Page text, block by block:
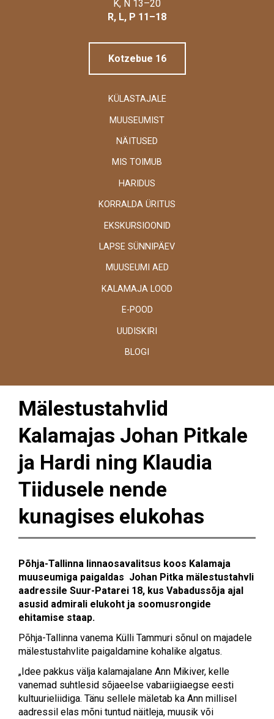
K, N 13–20
R, L, P 11–18
Kotzebue 16
KÜLASTAJALE
MUUSEUMIST
NÄITUSED
MIS TOIMUB
HARIDUS
KORRALDA ÜRITUS
EKSKURSIOONID
LAPSE SÜNNIPÄEV
MUUSEUMI AED
KALAMAJA LOOD
E-POOD
UUDISKIRI
BLOGI
Mälestustahvlid
Kalamajas Johan Pitkale
ja Hardi ning Klaudia
Tiidusele nende
kunagises elukohas
Põhja-Tallinna linnaosavalitsus koos Kalamaja
muuseumiga paigaldas Johan Pitka mälestustahvli
aadressile Suur-Patarei 18, kus Vabadussõja ajal
asusid admirali elukoht ja soomusrongide
ehitamise staap.
Põhja-Tallinna vanema Külli Tammuri sõnul on majadele
mälestustahvlite paigaldamine kohalike algatus.
„Idee pakkus välja kalamajalane Ann Mikiver, kelle
vanemad suhtlesid sõjaeelse vabariigiaegse eesti
kultuurieliidiga. Tänu sellele mäletab ka Ann millisel
aadressil elas mõni tuntud näitleja, muusik või